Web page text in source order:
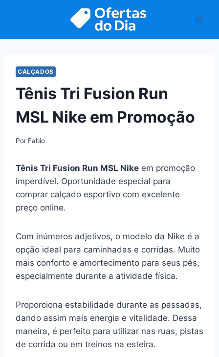
CALÇADOS
Tênis Tri Fusion Run
MSL Nike em Promoção
Por Fabio
Tênis Tri Fusion Run MSL Nike em promoção
imperdível. Oportunidade especial para
comprar calçado esportivo com excelente
preço online.
Com inúmeros adjetivos, o modelo da Nike é a
opção ideal para caminhadas e corridas. Muito
mais conforto e amortecimento para seus pés,
especialmente durante a atividade física.
Proporciona estabilidade durante as passadas,
dando assim mais energia e vitalidade. Dessa
maneira, é perfeito para utilizar nas ruas, pistas
de corrida ou em treinos na esteira.